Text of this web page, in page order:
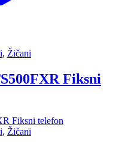
, Žičani
Fiksni
, Žičani